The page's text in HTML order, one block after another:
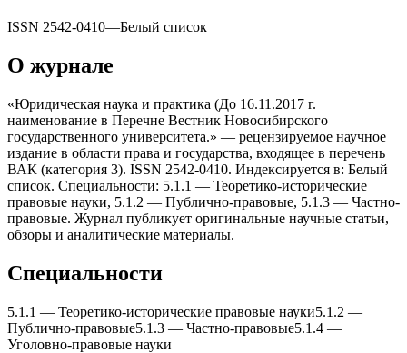
ISSN 2542-0410—Белый список
О журнале
«Юридическая наука и практика (До 16.11.2017 г.
наименование в Перечне Вестник Новосибирского
государственного университета.» — рецензируемое научное
издание в области права и государства, входящее в перечень
ВАК (категория 3). ISSN 2542-0410. Индексируется в: Белый
список. Специальности: 5.1.1 — Теоретико-исторические
правовые науки, 5.1.2 — Публично-правовые, 5.1.3 — Частно-
правовые. Журнал публикует оригинальные научные статьи,
обзоры и аналитические материалы.
Специальности
5.1.1 — Теоретико-исторические правовые науки5.1.2 —
Публично-правовые5.1.3 — Частно-правовые5.1.4 —
Уголовно-правовые науки